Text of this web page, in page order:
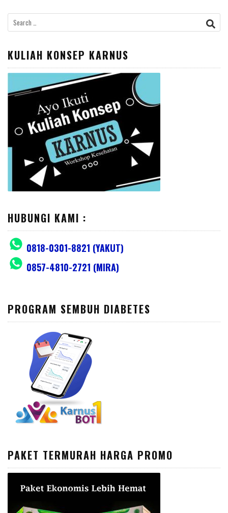
Search
for:
KULIAH KONSEP KARNUS
HUBUNGI KAMI :
0818-0301-8821 (YAKUT)
0857-4810-2721 (MIRA)
PROGRAM SEMBUH DIABETES
PAKET TERMURAH HARGA PROMO